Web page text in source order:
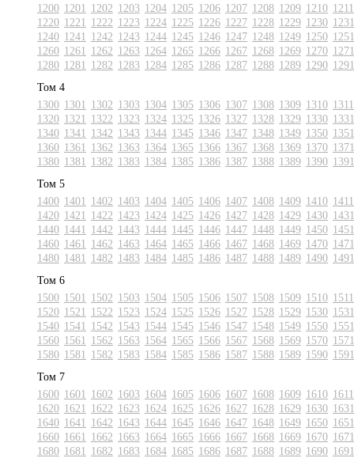
1200 1201 1202 1203 1204 1205 1206 1207 1208 1209 1210 1211
1220 1221 1222 1223 1224 1225 1226 1227 1228 1229 1230 1231
1240 1241 1242 1243 1244 1245 1246 1247 1248 1249 1250 1251
1260 1261 1262 1263 1264 1265 1266 1267 1268 1269 1270 1271
1280 1281 1282 1283 1284 1285 1286 1287 1288 1289 1290 1291
Том 4
1300 1301 1302 1303 1304 1305 1306 1307 1308 1309 1310 1311
1320 1321 1322 1323 1324 1325 1326 1327 1328 1329 1330 1331
1340 1341 1342 1343 1344 1345 1346 1347 1348 1349 1350 1351
1360 1361 1362 1363 1364 1365 1366 1367 1368 1369 1370 1371
1380 1381 1382 1383 1384 1385 1386 1387 1388 1389 1390 1391
Том 5
1400 1401 1402 1403 1404 1405 1406 1407 1408 1409 1410 1411
1420 1421 1422 1423 1424 1425 1426 1427 1428 1429 1430 1431
1440 1441 1442 1443 1444 1445 1446 1447 1448 1449 1450 1451
1460 1461 1462 1463 1464 1465 1466 1467 1468 1469 1470 1471
1480 1481 1482 1483 1484 1485 1486 1487 1488 1489 1490 1491
Том 6
1500 1501 1502 1503 1504 1505 1506 1507 1508 1509 1510 1511
1520 1521 1522 1523 1524 1525 1526 1527 1528 1529 1530 1531
1540 1541 1542 1543 1544 1545 1546 1547 1548 1549 1550 1551
1560 1561 1562 1563 1564 1565 1566 1567 1568 1569 1570 1571
1580 1581 1582 1583 1584 1585 1586 1587 1588 1589 1590 1591
Том 7
1600 1601 1602 1603 1604 1605 1606 1607 1608 1609 1610 1611
1620 1621 1622 1623 1624 1625 1626 1627 1628 1629 1630 1631
1640 1641 1642 1643 1644 1645 1646 1647 1648 1649 1650 1651
1660 1661 1662 1663 1664 1665 1666 1667 1668 1669 1670 1671
1680 1681 1682 1683 1684 1685 1686 1687 1688 1689 1690 1691